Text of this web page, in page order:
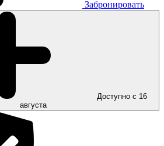
Забронировать
Доступно с 16
августа